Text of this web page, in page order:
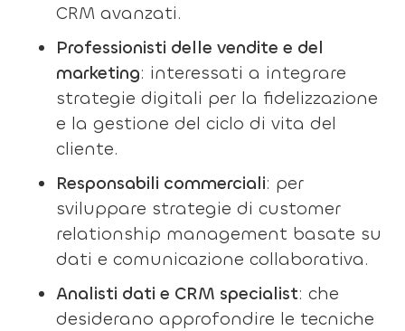
CRM avanzati.
Professionisti delle vendite e del
marketing: interessati a integrare
strategie digitali per la fidelizzazione
e la gestione del ciclo di vita del
cliente.
Responsabili commerciali: per
sviluppare strategie di customer
relationship management basate su
dati e comunicazione collaborativa.
Analisti dati e CRM specialist: che
desiderano approfondire le tecniche